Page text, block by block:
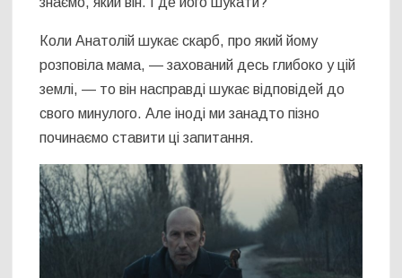
Коли Анатолій шукає скарб, про який йому
розповіла мама, — захований десь глибоко у цій
землі, — то він насправді шукає відповідей до
свого минулого. Але іноді ми занадто пізно
починаємо ставити ці запитання.